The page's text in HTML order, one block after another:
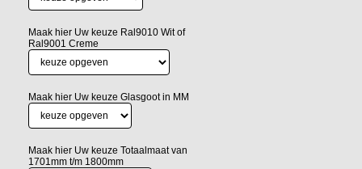
Maak hier Uw keuze Ral9010 Wit of
Ral9001 Creme
Maak hier Uw keuze Glasgoot in MM
Maak hier Uw keuze Totaalmaat van
1701mm t/m 1800mm